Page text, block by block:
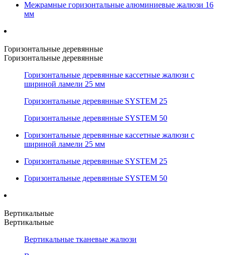
Межрамные горизонтальные алюминиевые жалюзи 16
мм
Горизонтальные деревянные
Горизонтальные деревянные
Горизонтальные деревянные кассетные жалюзи с
шириной ламели 25 мм
Горизонтальные деревянные SYSTEM 25
Горизонтальные деревянные SYSTEM 50
Горизонтальные деревянные кассетные жалюзи с
шириной ламели 25 мм
Горизонтальные деревянные SYSTEM 25
Горизонтальные деревянные SYSTEM 50
Вертикальные
Вертикальные
Вертикальные тканевые жалюзи